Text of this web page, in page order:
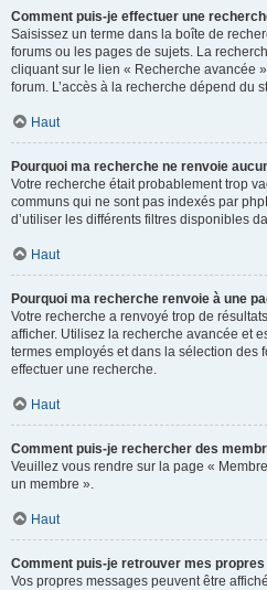
Comment puis-je effectuer une
Saisissez un terme dans la boîte de
forums ou les pages de sujets. La
cliquant sur le lien « Recherche avancée
forum. L’accès à la recherche dépend du
Haut
Pourquoi ma recherche ne renvoie
Votre recherche était probablement trop
communs qui ne sont pas indexés par
d’utiliser les différents filtres disponibles
Haut
Pourquoi ma recherche renvoie à une
Votre recherche a renvoyé trop de
afficher. Utilisez la recherche avancée et
termes employés et dans la sélection des
effectuer une recherche.
Haut
Comment puis-je rechercher des
Veuillez vous rendre sur la page «
un membre ».
Haut
Comment puis-je retrouver mes
Vos propres messages peuvent être